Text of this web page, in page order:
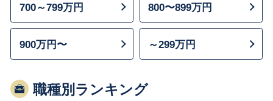
700～799万円 800〜899万円
900万円〜 ～299万円
職種別ランキング